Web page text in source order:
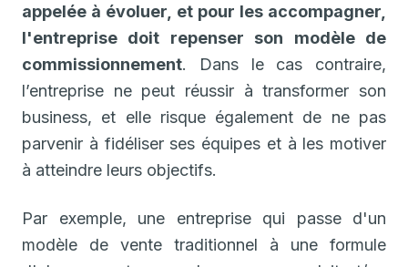
appelée à évoluer, et pour les accompagner,
l'entreprise doit repenser son modèle de
commissionnement. Dans le cas contraire,
l’entreprise ne peut réussir à transformer son
business, et elle risque également de ne pas
parvenir à fidéliser ses équipes et à les motiver
à atteindre leurs objectifs.
Par exemple, une entreprise qui passe d'un
modèle de vente traditionnel à une formule